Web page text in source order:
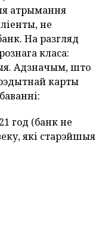
атрымання
не
На разгляд
класа:
Адзначым, што
карты
год (банк не
які старэйшыя